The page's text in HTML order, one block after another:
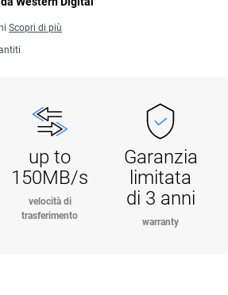
Scopri di più
up to
150MB/s
velocità di
trasferimento
Garanzia
limitata
di 3 anni
warranty